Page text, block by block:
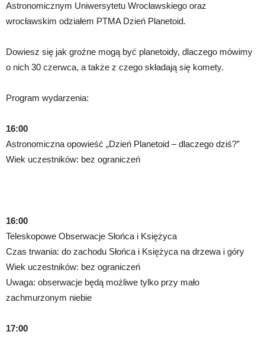
Astronomicznym Uniwersytetu Wrocławskiego oraz
wrocławskim odziałem PTMA Dzień Planetoid.
Dowiesz się jak groźne mogą być planetoidy, dlaczego mówimy
o nich 30 czerwca, a także z czego składają się komety.
Program wydarzenia:
16:00
Astronomiczna opowieść „Dzień Planetoid – dlaczego dziś?”
Wiek uczestników: bez ograniczeń
16:00
Teleskopowe Obserwacje Słońca i Księżyca
Czas trwania: do zachodu Słońca i Księżyca na drzewa i góry
Wiek uczestników: bez ograniczeń
Uwaga: obserwacje będą możliwe tylko przy mało
zachmurzonym niebie
17:00